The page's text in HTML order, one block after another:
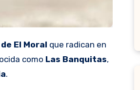
El Moral que radican en
como Las Banquitas,
.